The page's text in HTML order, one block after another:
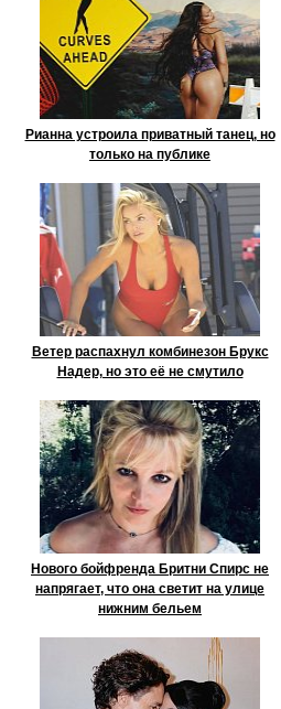
Рианна устроила приватный танец, но
только на публике
Ветер распахнул комбинезон Брукс
Надер, но это её не смутило
Нового бойфренда Бритни Спирс не
напрягает, что она светит на улице
нижним бельем